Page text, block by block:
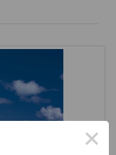
×